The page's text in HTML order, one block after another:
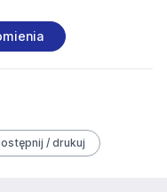
/ drukuj